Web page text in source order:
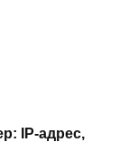
IP-адрес,